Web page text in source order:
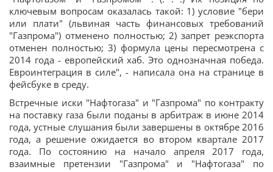
ключевым вопросам оказалась такой: 1) условие "бери
или плати" (львиная часть финансовых требований
"Газпрома") отменено полностью; 2) запрет реэкспорта
отменен полностью; 3) формула цены пересмотрена с
2014 года - европейский хаб. Это однозначная победа.
Евроинтеграция в силе", - написала она на странице в
фейсбуке в среду.
Встречные иски "Нафтогаза" и "Газпрома" по контракту
на поставку газа были поданы в арбитраж в июне 2014
года, устные слушания были завершены в октябре 2016
года, а решение ожидается во втором квартале 2017
года. По состоянию на начало апреля 2017 года,
взаимные претензии "Газпрома" и "Нафтогаза" по